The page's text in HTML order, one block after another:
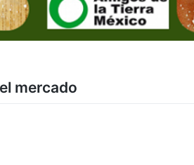
mercado